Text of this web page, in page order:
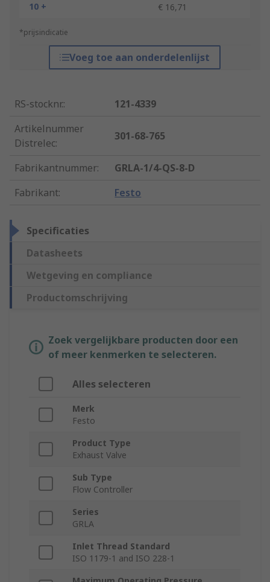
10 +
€ 16,71
*prijsindicatie
Voeg toe aan onderdelenlijst
RS-stocknr.:
121-4339
Artikelnummer
Distrelec:
301-68-765
Fabrikantnummer:
GRLA-1/4-QS-8-D
Fabrikant: Festo
Specificaties
Datasheets
Wetgeving en compliance
Productomschrijving
Zoek vergelijkbare producten door een
of meer kenmerken te selecteren.
Alles selecteren
Merk
Festo
Product Type
Exhaust Valve
Sub Type
Flow Controller
Series
GRLA
Inlet Thread Standard
ISO 1179-1 and ISO 228-1